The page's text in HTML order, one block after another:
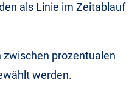
als Linie im Zeitablauf
zwischen prozentualen
werden.